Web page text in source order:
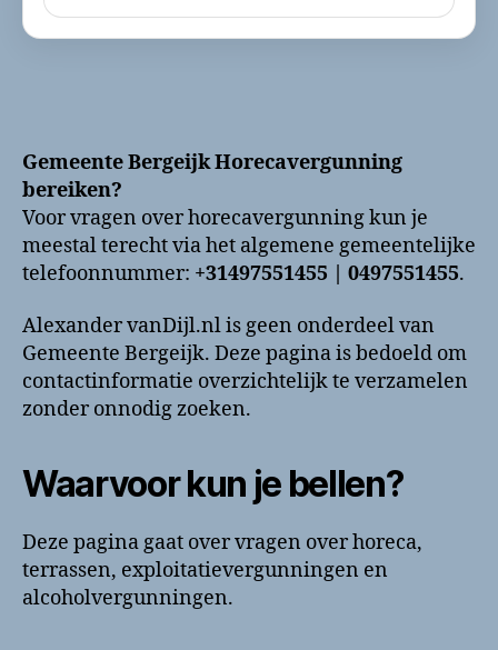
Gemeente Bergeijk Horecavergunning
bereiken?
Voor vragen over horecavergunning kun je
meestal terecht via het algemene gemeentelijke
telefoonnummer: +31497551455 | 0497551455.
Alexander vanDijl.nl is geen onderdeel van
Gemeente Bergeijk. Deze pagina is bedoeld om
contactinformatie overzichtelijk te verzamelen
zonder onnodig zoeken.
Waarvoor kun je bellen?
Deze pagina gaat over vragen over horeca,
terrassen, exploitatievergunningen en
alcoholvergunningen.